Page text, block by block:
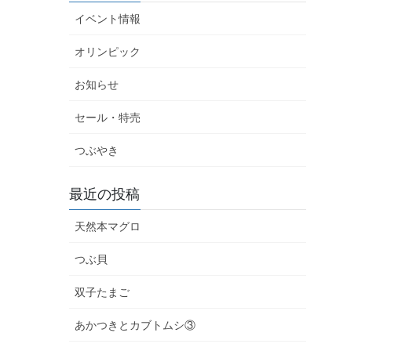
イベント情報
オリンピック
お知らせ
セール・特売
つぶやき
最近の投稿
天然本マグロ
つぶ貝
双子たまご
あかつきとカブトムシ③